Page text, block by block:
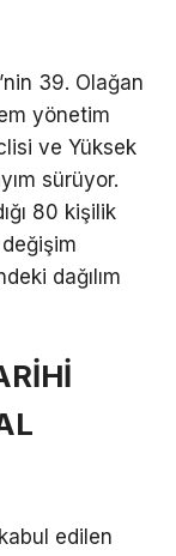
39. Olağan
yönetim
ve Yüksek
sürüyor.
80 kişilik
dağılım
edilen